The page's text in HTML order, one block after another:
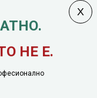
НЕ Е.